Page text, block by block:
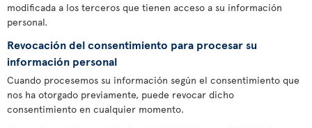
modificada a los terceros que tienen acceso a su información
personal.
Revocación del consentimiento para procesar su
información personal
Cuando procesemos su información según el consentimiento que
nos ha otorgado previamente, puede revocar dicho
consentimiento en cualquier momento.